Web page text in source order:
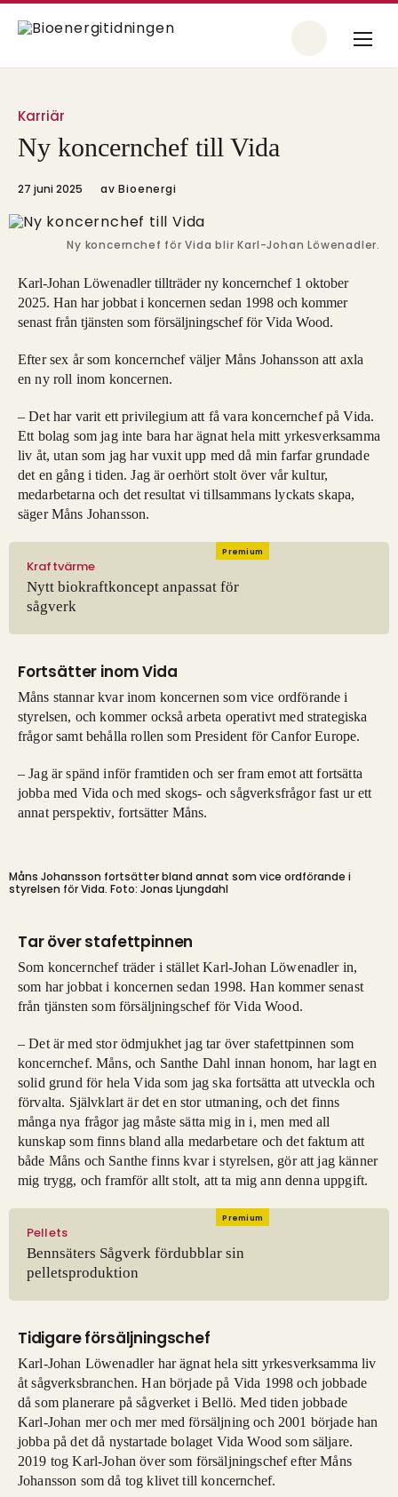
Karriär
Ny koncernchef till Vida
27 juni 2025 av Bioenergi
Ny koncernchef för Vida blir Karl-Johan Löwenadler.
Karl-Johan Löwenadler tillträder ny koncernchef 1 oktober
2025. Han har jobbat i koncernen sedan 1998 och kommer
senast från tjänsten som försäljningschef för Vida Wood.
Efter sex år som koncernchef väljer Måns Johansson att axla
en ny roll inom koncernen.
– Det har varit ett privilegium att få vara koncernchef på Vida.
Ett bolag som jag inte bara har ägnat hela mitt yrkesverksamma
liv åt, utan som jag har vuxit upp med då min farfar grundade
det en gång i tiden. Jag är oerhört stolt över vår kultur,
medarbetarna och det resultat vi tillsammans lyckats skapa,
säger Måns Johansson.
Premium
Kraftvärme
Nytt biokraftkoncept anpassat för
sågverk
Fortsätter inom Vida
Måns stannar kvar inom koncernen som vice ordförande i
styrelsen, och kommer också arbeta operativt med strategiska
frågor samt behålla rollen som President för Canfor Europe.
– Jag är spänd inför framtiden och ser fram emot att fortsätta
jobba med Vida och med skogs- och sågverksfrågor fast ur ett
annat perspektiv, fortsätter Måns.
Måns Johansson fortsätter bland annat som vice ordförande i
styrelsen för Vida. Foto: Jonas Ljungdahl
Tar över stafettpinnen
Som koncernchef träder i stället Karl-Johan Löwenadler in,
som har jobbat i koncernen sedan 1998. Han kommer senast
från tjänsten som försäljningschef för Vida Wood.
– Det är med stor ödmjukhet jag tar över stafettpinnen som
koncernchef. Måns, och Santhe Dahl innan honom, har lagt en
solid grund för hela Vida som jag ska fortsätta att utveckla och
förvalta. Självklart är det en stor utmaning, och det finns
många nya frågor jag måste sätta mig in i, men med all
kunskap som finns bland alla medarbetare och det faktum att
både Måns och Santhe finns kvar i styrelsen, gör att jag känner
mig trygg, och framför allt stolt, att ta mig ann denna uppgift.
Premium
Pellets
Bennsäters Sågverk fördubblar sin
pelletsproduktion
Tidigare försäljningschef
Karl-Johan Löwenadler har ägnat hela sitt yrkesverksamma liv
åt sågverksbranchen. Han började på Vida 1998 och jobbade
då som planerare på sågverket i Bellö. Med tiden jobbade
Karl-Johan mer och mer med försäljning och 2001 började han
jobba på det då nystartade bolaget Vida Wood som säljare.
2019 tog Karl-Johan över som försäljningschef efter Måns
Johansson som då tog klivet till koncernchef.